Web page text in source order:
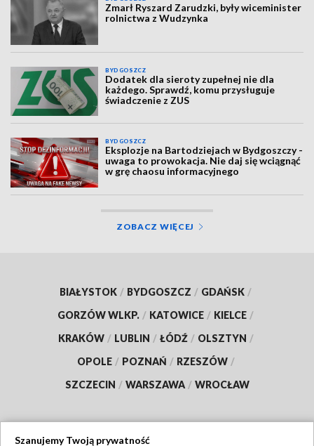
Zmarł Ryszard Zarudzki, były wiceminister
rolnictwa z Wudzynka
BYDGOSZCZ
Dodatek dla sieroty zupełnej nie dla
każdego. Sprawdź, komu przysługuje
świadczenie z ZUS
BYDGOSZCZ
Eksplozje na Bartodziejach w Bydgoszczy -
uwaga to prowokacja. Nie daj się wciągnąć
w grę chaosu informacyjnego
ZOBACZ WIĘCEJ
BIAŁYSTOK / BYDGOSZCZ / GDAŃSK /
GORZÓW WLKP. / KATOWICE / KIELCE /
KRAKÓW / LUBLIN / ŁÓDŹ / OLSZTYN /
OPOLE / POZNAŃ / RZESZÓW /
SZCZECIN / WARSZAWA / WROCŁAW
Szanujemy Twoją prywatność